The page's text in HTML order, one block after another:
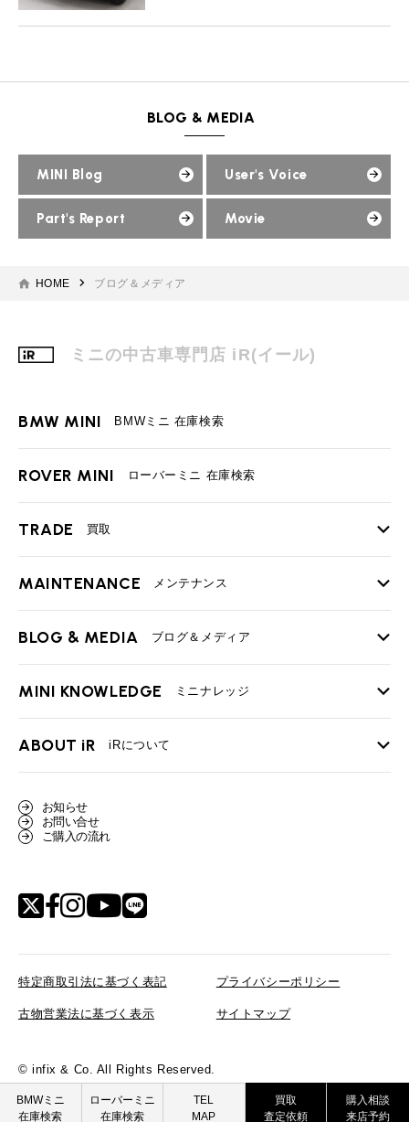
BLOG & MEDIA
MINI Blog User's Voice
Part's Report Movie
HOME ブログ＆メディア
ミニの中古車専門店 iR(イール)
BMW MINI BMWミニ 在庫検索
ROVER MINI ローバーミニ 在庫検索
TRADE 買取
TOP
必要書類
BMWミニ買取査定依頼
ローバーミニ買取査定依頼
MAINTENANCE メンテナンス
TOP
最近の修理実績
BLOG & MEDIA ブログ＆メディア
TOP
User's Voice 購入者様の声
Part's Report
MINI KNOWLEDGE ミニナレッジ
TOP
ローバーミニナレッジ
ABOUT iR iRについて
スタッフ紹介
リクルート
お知らせ
お問い合せ
ご購入の流れ
特定商取引法に基づく表記 プライバシーポリシー
古物営業法に基づく表示 サイトマップ
© infix & Co. All Rights Reserved.
BMWミニ
在庫検索
ローバーミニ
在庫検索
TEL
MAP
買取
査定依頼
購入相談
来店予約
ROVER MINI